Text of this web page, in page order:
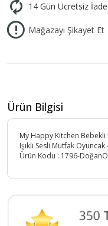
14 Gün Ücretsiz İade
Mağazayı Şikayet Et
Ürün Bilgisi
My Happy Kitchen
Işıklı Sesli Mutfak Oyuncak -
Ürün Kodu : 1796-